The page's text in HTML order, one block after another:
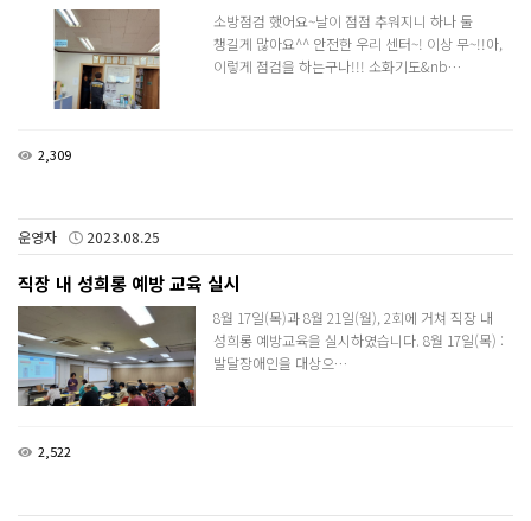
소방점검 했어요~날이 점점 추워지니 하나 둘
챙길게 많아요^^ 안전한 우리 센터~! 이상 무~!!아,
이렇게 점검을 하는구나!!! 소화기도&nb…
2,309
운영자 2023.08.25
직장 내 성희롱 예방 교육 실시
8월 17일(목)과 8월 21일(월), 2회에 거쳐 직장 내
성희롱 예방교육을 실시하였습니다. 8월 17일(목) :
발달장애인을 대상으…
2,522